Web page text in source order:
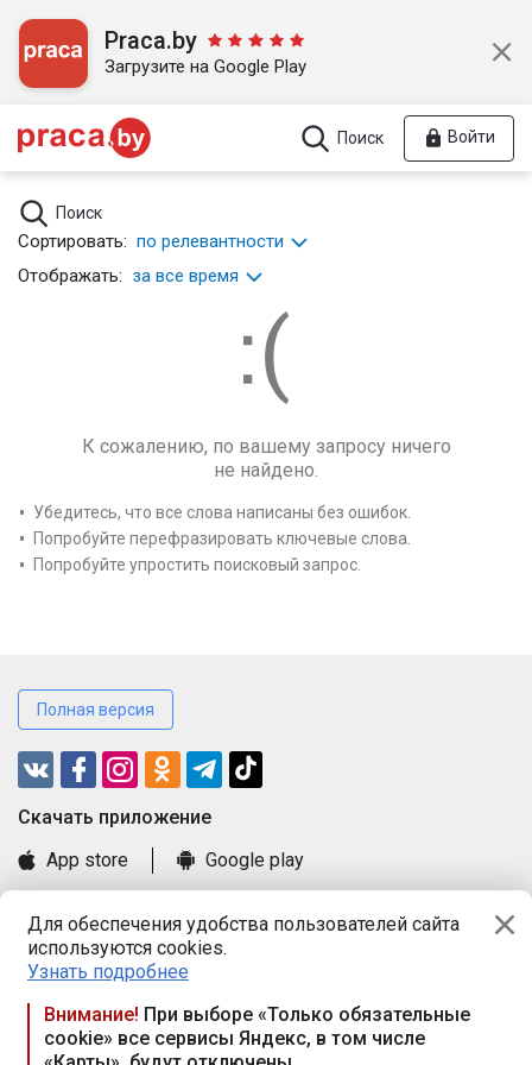
Для обеспечения удобства пользователей сайта
используются cookies.
Узнать подробнее
Внимание! При выборе «Только обязательные
cookie» все сервисы Яндекс, в том числе
Praca.by
Загрузите на Google Play
Поиск Войти
Поиск
Сортировать: по релевантности
Отображать: за все время
К сожалению, по вашему запросу ничего
не найдено.
Убедитесь, что все слова написаны без ошибок.
Попробуйте перефразировать ключевые слова.
Попробуйте упростить поисковый запрос.
Полная версия
Cкачать приложение
App store
Google play
Книга замечаний и предложений
Правила и документы
Praca.by © 2000—2026, ООО «ПРАЦА БАЙ»
Республика Беларусь, 220114, г. Минск, пр-т Независимости
117а, пом. № 9.